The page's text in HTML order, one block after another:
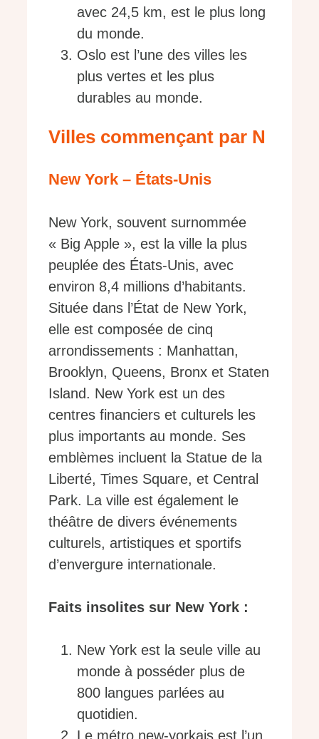
avec 24,5 km, est le plus long
du monde.
Oslo est l’une des villes les
plus vertes et les plus
durables au monde.
Villes commençant par N
New York – États-Unis
New York, souvent surnommée
« Big Apple », est la ville la plus
peuplée des États-Unis, avec
environ 8,4 millions d’habitants.
Située dans l’État de New York,
elle est composée de cinq
arrondissements : Manhattan,
Brooklyn, Queens, Bronx et Staten
Island. New York est un des
centres financiers et culturels les
plus importants au monde. Ses
emblèmes incluent la Statue de la
Liberté, Times Square, et Central
Park. La ville est également le
théâtre de divers événements
culturels, artistiques et sportifs
d’envergure internationale.
Faits insolites sur New York :
New York est la seule ville au
monde à posséder plus de
800 langues parlées au
quotidien.
Le métro new-yorkais est l’un